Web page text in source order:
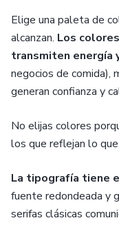
Elige una paleta de
alcanzan. Los
transmiten energía
negocios de comida),
generan confianza y
No elijas colores
los que reflejan lo
La tipografía tiene
fuente redondeada y
serifas clásicas